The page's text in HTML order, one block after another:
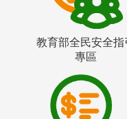
教育部全民安全指
專區